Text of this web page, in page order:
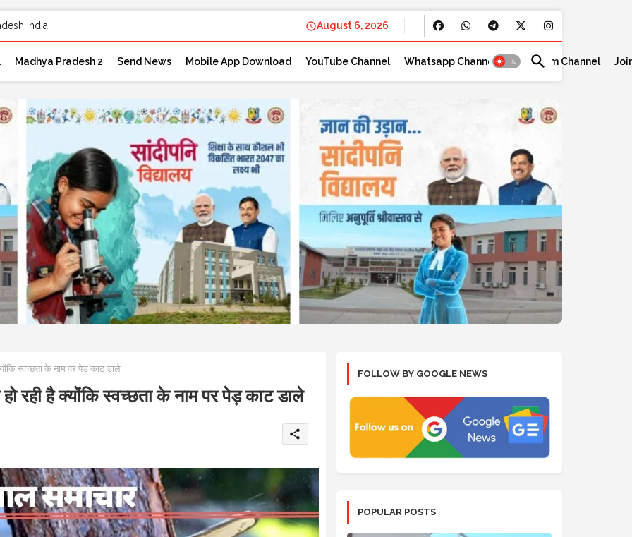
August 6, 2026
Madhya Pradesh 2 Send News Mobile App Download YouTube Channel Whatsapp Channel Telegram Channel
स्वच्छता के नाम पर पेड़ काट डाले
है क्योंकि स्वच्छता के नाम पर पेड़ काट डाले
share
FOLLOW BY GOOGLE NEWS
POPULAR POSTS